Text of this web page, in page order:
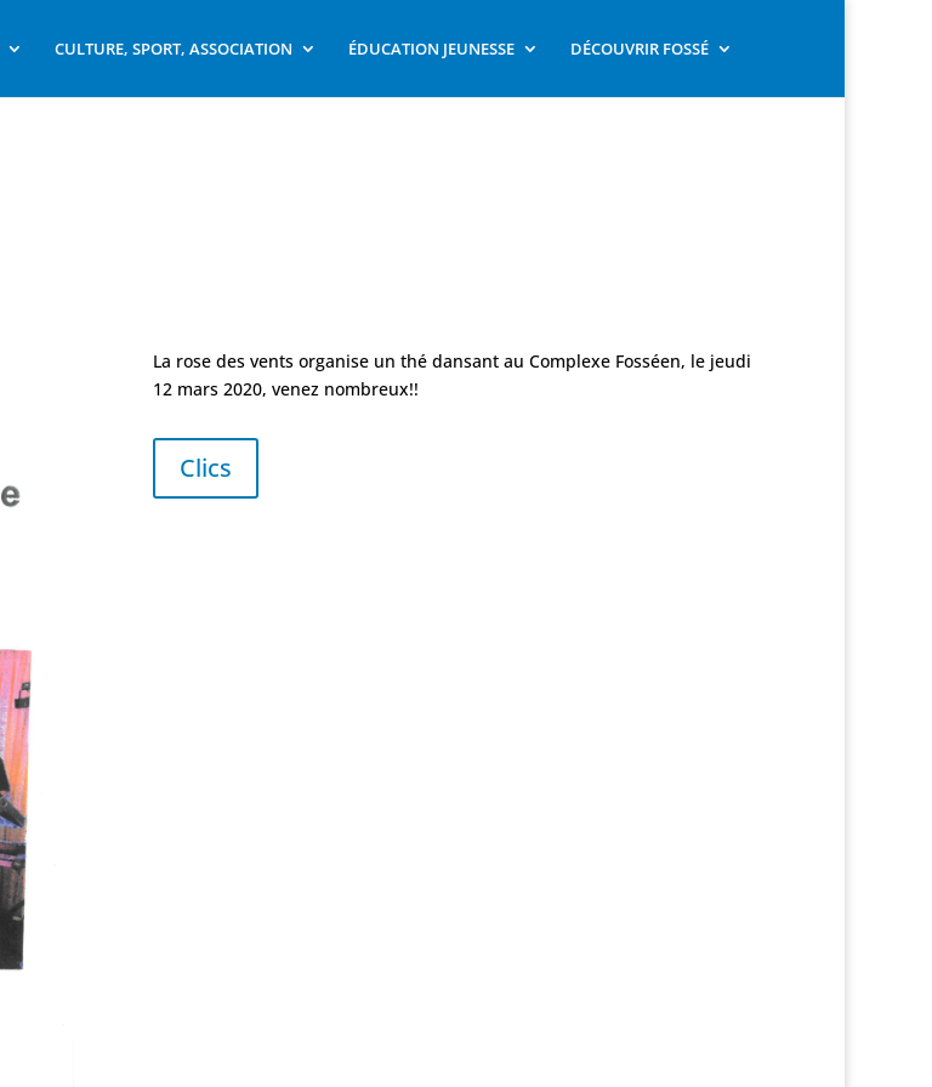
CULTURE, SPORT, ASSOCIATION ÉDUCATION JEUNESSE DÉCOUVRIR FOSSÉ
La rose des vents organise un thé dansant au Complexe Fosséen, le jeudi
12 mars 2020, venez nombreux!!
Clics